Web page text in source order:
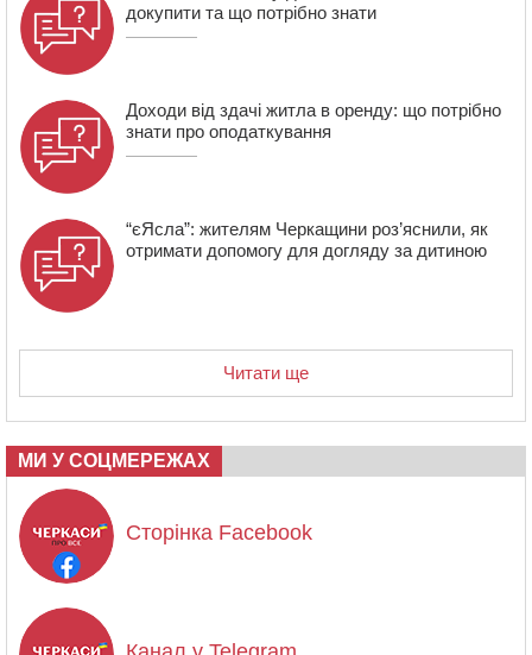
16:40 У Черкасах провели в останню путь двох
загиблих воїнів
докупити та що потрібно знати
Доходи від здачі житла в оренду: що потрібно
знати про оподаткування
“єЯсла”: жителям Черкащини роз’яснили, як
отримати допомогу для догляду за дитиною
Читати ще
МИ У СОЦМЕРЕЖАХ
Сторінка Facebook